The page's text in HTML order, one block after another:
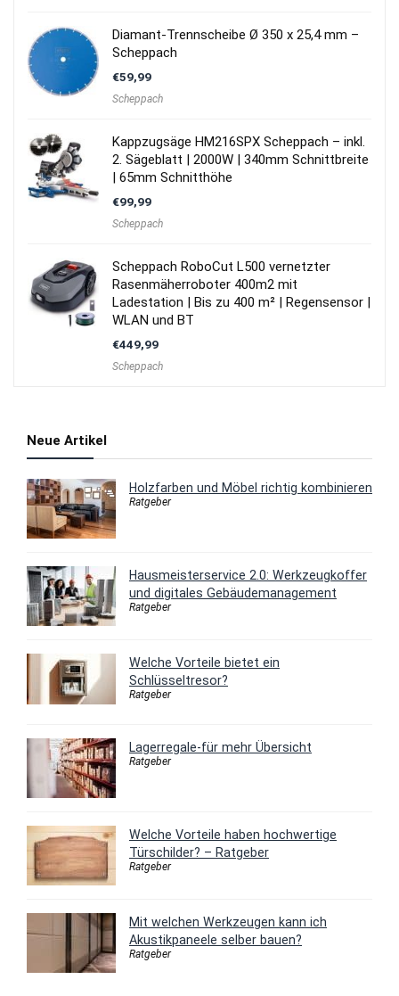
Diamant-Trennscheibe Ø 350 x 25,4 mm –
Scheppach
€59,99
Scheppach
Kappzugsäge HM216SPX Scheppach – inkl.
2. Sägeblatt | 2000W | 340mm Schnittbreite
| 65mm Schnitthöhe
€99,99
Scheppach
Scheppach RoboCut L500 vernetzter
Rasenmäherroboter 400m2 mit
Ladestation | Bis zu 400 m² | Regensensor |
WLAN und BT
€449,99
Scheppach
Neue Artikel
Holzfarben und Möbel richtig kombinieren
Ratgeber
Hausmeisterservice 2.0: Werkzeugkoffer
und digitales Gebäudemanagement
Ratgeber
Welche Vorteile bietet ein
Schlüsseltresor?
Ratgeber
Lagerregale-für mehr Übersicht
Ratgeber
Welche Vorteile haben hochwertige
Türschilder? – Ratgeber
Ratgeber
Mit welchen Werkzeugen kann ich
Akustikpaneele selber bauen?
Ratgeber